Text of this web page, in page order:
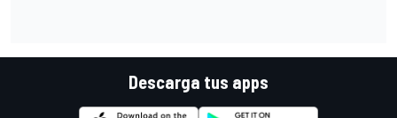
Descarga tus apps